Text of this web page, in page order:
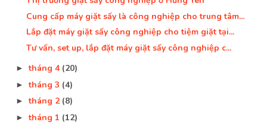
Cung cấp máy giặt sấy là công nghiệp cho trung tâm...
Lắp đặt máy giặt sấy công nghiệp cho tiệm giặt tại...
Tư vấn, set up, lắp đặt máy giặt sấy công nghiệp c...
►tháng 4 (20)
►tháng 3 (4)
►tháng 2 (8)
►tháng 1 (12)